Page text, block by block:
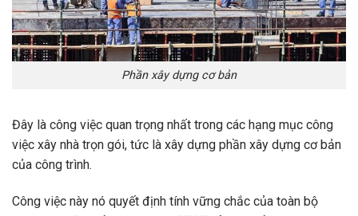
Phần xây dựng cơ bản
Đây là công việc quan trọng nhất trong các hạng mục công
việc xây nhà trọn gói, tức là xây dựng phần xây dựng cơ bản
của công trình.
Công việc này nó quyết định tính vững chắc của toàn bộ